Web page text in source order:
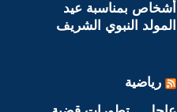
أشخاص بمناسبة عيد
المولد النبوي الشريف
رياضية